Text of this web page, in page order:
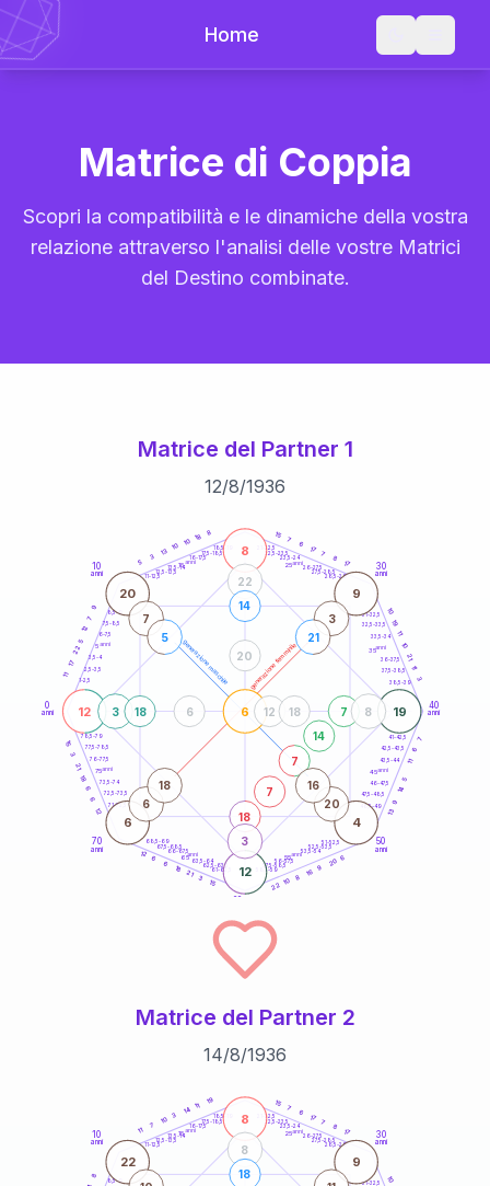
Home
Matrice di Coppia
Scopri la compatibilità e le dinamiche della vostra
relazione attraverso l'analisi delle vostre Matrici
del Destino combinate.
Matrice del Partner 1
12/8/1936
generazione maschile generazione femminile
0
anni
10
anni
30
anni
40
anni
50
anni
60
70
anni
1-2,5
2,5-3,5
3,5-4
6-7,5
7,5-8,5
8,5-9
11-12,5
12,5-13,5
13,5-14
16-17,5
17,5-18,5
18,5-19
21-22,5
22,5-23,5
23,5-24
26-27,5
27,5-28,5
28,5-29
31-32,5
32,5-33,5
33,5-34
36-37,5
37,5-38,5
38,5-39
41-42,5
42,5-43,5
43,5-44
46-47,5
47,5-48,5
48,5-49
51-52,5
52,5-53,5
53,5-54
56-57,5
57,5-58,5
58,5-59
61-62,5
62,5-63,5
63,5-64
66-67,5
67,5-68,5
68,5-69
71-72,5
72,5-73,5
73,5-74
76-77,5
77,5-78,5
78,5-79
11
17
22
5
12
7
9
5
3
13
10
10
18 8 15
7
6
17
7
8
17
10
19
11
10
21
11
3
7
6
11
5
14
9
13
6
20
9
16
8
10
22
15
3
21
18
6
6
12
12
6
6
18
21
3
15
12
8
19
12
6
20 9
6 4
18
7
7
14
7
3
22
8
3
18
14
12 18
6
20
7
5
3
21
6
18
20
16
5anni
15 anni 25anni
35anni
45anni
55anni
65anni
75anni
Matrice del Partner 2
14/8/1936
10
anni
30
anni
8,5-9
11-12,5
12,5-13,5
13,5-14
16-17,5
17,5-18,5
18,5-19 21-22,5
22,5-23,5
23,5-24
26-27,5
27,5-28,5
28,5-29
31-32,5
8
11
7
10
3
14 11
19 15
7
6
17
7
8
17
10
8
22 9
8
18
15 anni 25anni